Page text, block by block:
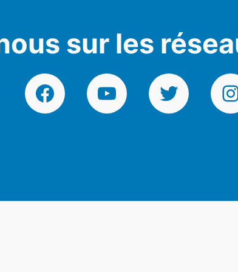
sur les
FacebookYouTube Twitter